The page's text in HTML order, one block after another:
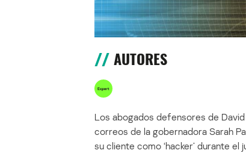
AUTORES
Los abogados defensores de
correos de la gobernadora Sarah
su cliente como ‘hacker’ durante el